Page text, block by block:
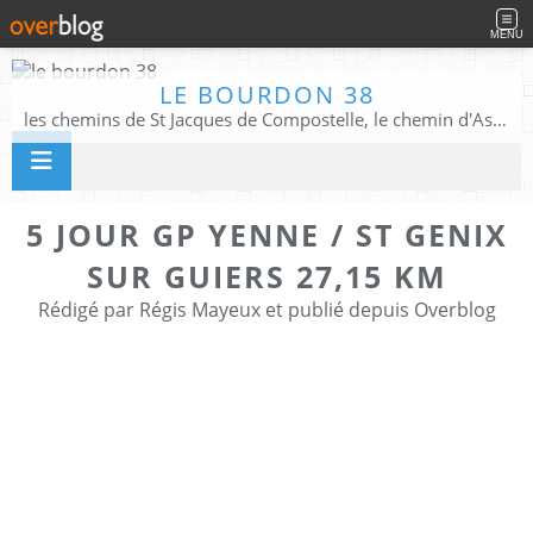
MENU
LE BOURDON 38
les chemins de St Jacques de Compostelle, le chemin d'Assise, La Voie Francigena, et autres chemins ........
5 JOUR GP YENNE / ST GENIX
SUR GUIERS 27,15 KM
Rédigé par Régis Mayeux et publié depuis Overblog